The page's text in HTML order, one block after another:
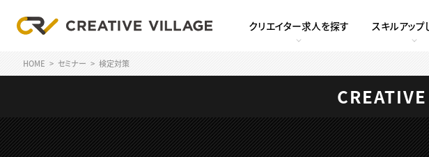
クリエイター求人を探す スキルアップ
HOME セミナー 検定対策